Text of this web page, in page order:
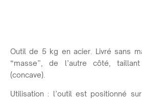
Outil de 5 kg en acier. Livré sans
“masse”, de l’autre côté,
(concave).
Utilisation : l’outil est positionné